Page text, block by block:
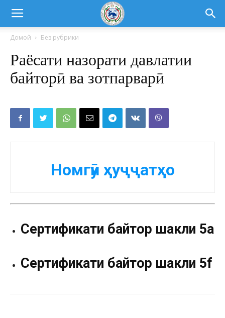
Домой Без рубрики
Раёсати назорати давлатии
байторӣ ва зотпарварӣ
Номгӯи ҳуҷҷатҳо
Сертификати байторӣ шакли 5а
Сертификати байторӣ шакли 5f